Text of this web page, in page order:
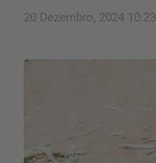
20 Dezembro, 2024 10:23